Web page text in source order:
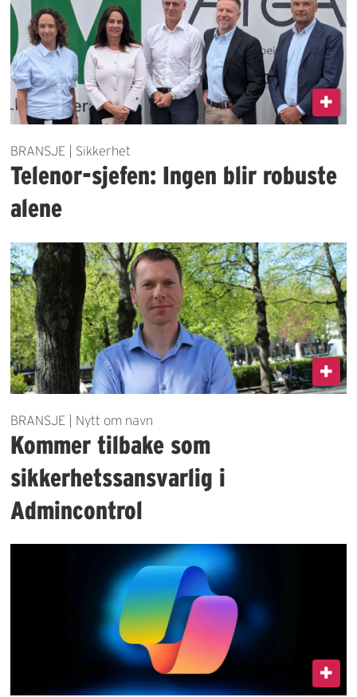
BRANSJE | Sikkerhet
Telenor-sjefen: Ingen blir robuste
alene
BRANSJE | Nytt om navn
Kommer tilbake som
sikkerhetssansvarlig i
Admincontrol